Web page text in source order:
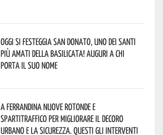
Oggi si festeggia San Donato, uno dei Santi
più amati della Basilicata! Auguri a chi
porta il suo nome
A Ferrandina nuove rotonde e
spartitraffico per migliorare il decoro
urbano e la sicurezza. Questi gli interventi